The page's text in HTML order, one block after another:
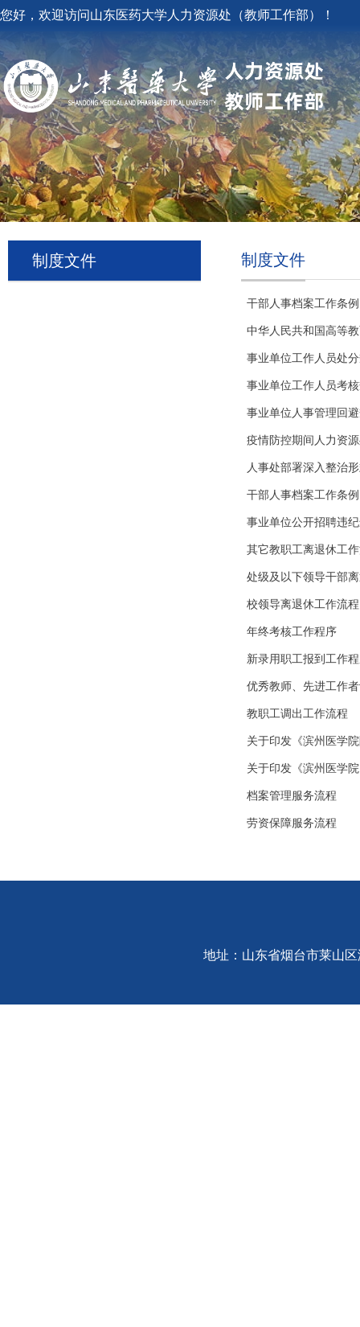
您好，欢迎访问山东医药大学人力资源处（教师工作部）！
制度文件 制度文件
干部人事档案工作条例
中华人民共和国高等
事业单位工作人员处
事业单位工作人员考
事业单位人事管理回
疫情防控期间人力资
人事处部署深入整治
干部人事档案工作条例
事业单位公开招聘违
其它教职工离退休工
处级及以下领导干部
校领导离退休工作流程
年终考核工作程序
新录用职工报到工作
优秀教师、先进工作
教职工调出工作流程
关于印发《滨州医学
关于印发《滨州医学
档案管理服务流程
劳资保障服务流程
地址：山东省烟台市莱山